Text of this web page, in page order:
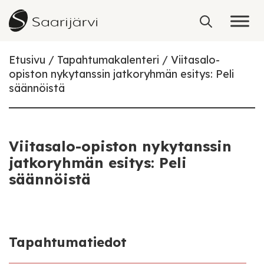
Skip to content
Etusivu Tapahtumakalenteri
Viitasalo-
opiston nykytanssin jatkoryhmän esitys: Peli
säännöistä
Viitasalo-opiston nykytanssin
jatkoryhmän esitys: Peli
säännöistä
Tapahtumatiedot